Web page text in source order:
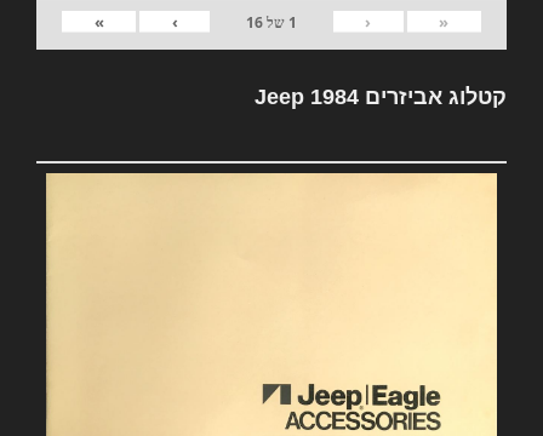
«
‹
1 של16
›
»
קטלוג אביזרים Jeep 1984